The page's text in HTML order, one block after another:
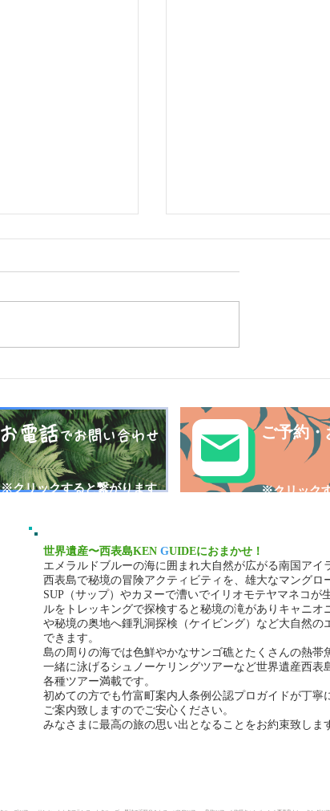
お電話でお問い合わせ
​※クリックすると繋がります
ご予約
​※クリック
世界遺産〜西表島KEN GUIDEにおまかせ！
エメラルドブルーの海に囲まれ大自然が広がる南国アイ
西表島で秘境の冒険アクティビティを、雄大なマングロ
SUP（サップ）やカヌーで漕いでイリオモテヤマネコが
ルをトレッキングで探検すると秘境の滝がありキャニオ
や秘境の奥地へ鍾乳洞探検（ケイビング）など大自然の
できます。
島の周りの海では色鮮やかなサンゴ礁とたくさんの熱帯
一緒に泳げるシュノーケリングツアーなど世界遺産西表
各種ツアー満載です。
初めての方でも竹富町案内人条例公認プロガイドが丁寧
ご案内致しますのでご安心ください。
みなさまに最高の旅の思い出となることをお約束致しま